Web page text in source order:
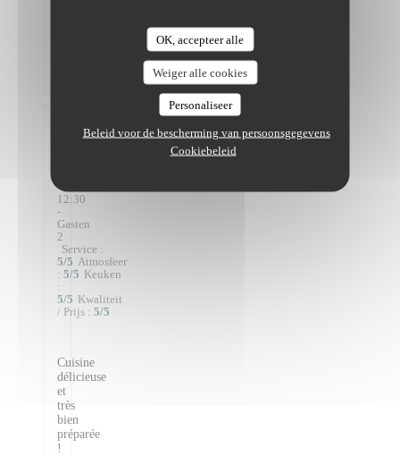
OK, accepteer alle
Weiger alle cookies
Personaliseer
Beleid voor de bescherming van persoonsgegevens
Cookiebeleid
Sylvie
-
12:30
-
Gasten
2
Service :
5/5 Atmosfeer
: 5/5 Keuken
:
5/5 Kwaliteit
/ Prijs : 5/5
Cuisine
délicieuse
et
très
bien
préparée
!